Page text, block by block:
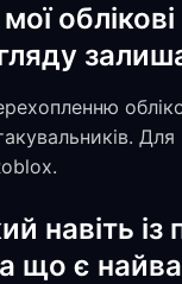
навіть із
що є